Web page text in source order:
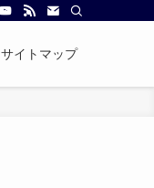
サイトマップ